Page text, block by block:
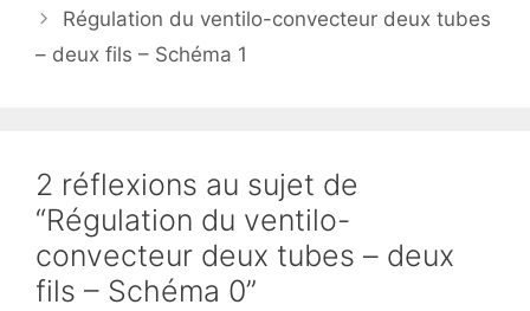
Régulation du ventilo-convecteur deux tubes
– deux fils – Schéma 1
2 réflexions au sujet de
“Régulation du ventilo-
convecteur deux tubes – deux
fils – Schéma 0”